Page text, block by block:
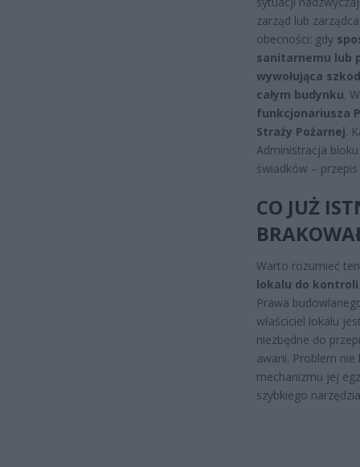
zarząd lub
obecności: gdy
sanitarnemu lub
wywołująca
całym budynku.
funkcjonariusza
Straży Pożarnej.
Administracja
świadków –
CO JUŻ
Warto rozumieć
lokalu do
Prawa
właściciel lokalu
niezbędne do
awarii. Problem
mechanizmu jej
szybkiego